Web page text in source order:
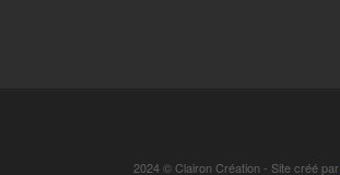
2024 © Clairon Création - Site créé par